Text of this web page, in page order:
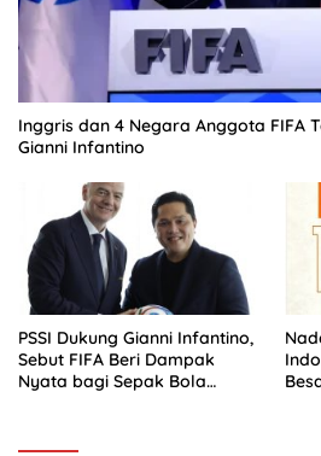
Inggris dan 4 Negara Anggota FIFA
Gianni Infantino
PSSI Dukung Gianni Infantino,
Sebut FIFA Beri Dampak
Nyata bagi Sepak Bola